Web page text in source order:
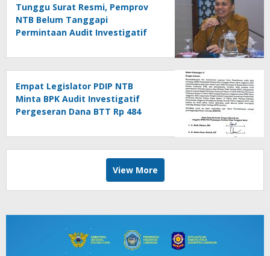
Tunggu Surat Resmi, Pemprov
NTB Belum Tanggapi
Permintaan Audit Investigatif
Empat Legislator PDIP NTB
Minta BPK Audit Investigatif
Pergeseran Dana BTT Rp 484
View More